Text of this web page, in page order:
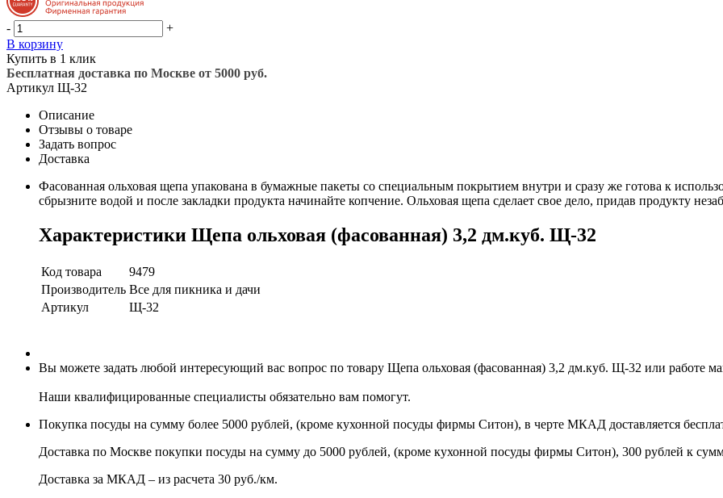
-
+
В корзину
Купить в 1 клик
Бесплатная доставка по Москве от 5000 руб.
Артикул Щ-32
Описание
Отзывы о товаре
Задать вопрос
Доставка
Фасованная ольховая щепа упакована в бумажные пакеты со специальным покрытием внутри и сразу же готова к
сбрызните водой и после закладки продукта начинайте копчение. Ольховая щепа сделает свое дело, придав продукту
Характеристики Щепа ольховая (фасованная) 3,2 дм.куб. Щ-32
Код товара
9479
Производитель Все для пикника и дачи
Артикул
Щ-32
Вы можете задать любой интересующий вас вопрос по товару Щепа ольховая (фасованная) 3,2 дм.куб. Щ-32 или работе
Наши квалифицированные специалисты обязательно вам помогут.
Покупка посуды на сумму более 5000 рублей, (кроме кухонной посуды фирмы Ситон), в черте МКАД доставляется
Доставка по Москве покупки посуды на сумму до 5000 рублей, (кроме кухонной посуды фирмы Ситон), 300 рублей к
Доставка за МКАД – из расчета 30 руб./км.